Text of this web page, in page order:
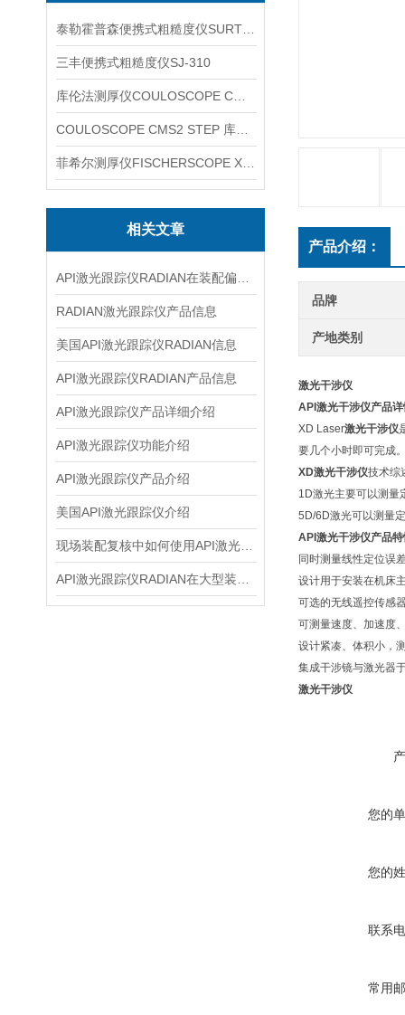
三丰便携式粗糙度仪SJ-310
相关文章
RADIAN激光跟踪仪产品信息
美国API激光跟踪仪RADIAN信息
API激光跟踪仪RADIAN产品信息
API激光跟踪仪产品详细介绍
API激光跟踪仪功能介绍
API激光跟踪仪产品介绍
美国API激光跟踪仪介绍
产品介绍：
品牌
产地类别
激光干涉仪
API 激光干涉仪产品
XD Laser激光干涉仪
要几个小时即可完成
XD激光干涉仪技术综
1D激光主要可以测量
5D/6D激光可以测量
API 激光干涉仪产品
同时测量线性定位误
设计用于安装在机床
可选的无线遥控传感
可测量速度、加速度
设计紧凑、体积小，
集成干涉镜与激光器
激光干涉仪
您的
您的
联系
常用